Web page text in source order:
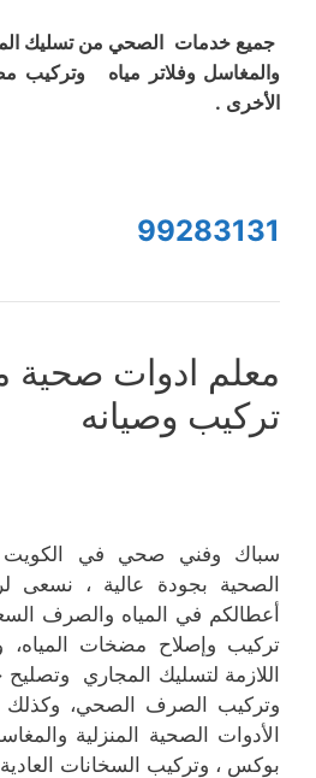
جميع خدمات الصحي من تسليك
والمغاسل وفلاتر مياه وتركيب
الأخرى .
99283131
معلم ادوات
تركيب وصيانه
سباك وفني صحي في الكويت
الصحية بجودة عالية ، نسعى
أعطالكم في المياه والصرف
تركيب وإصلاح مضخات المياه،
اللازمة لتسليك المجاري
وتركيب الصرف الصحي، وكذلك
الأدوات الصحية المنزلية
بوكس ، وتركيب السخانات